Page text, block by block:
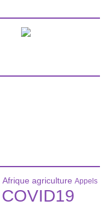
Afrique agriculture Appels
COVID19